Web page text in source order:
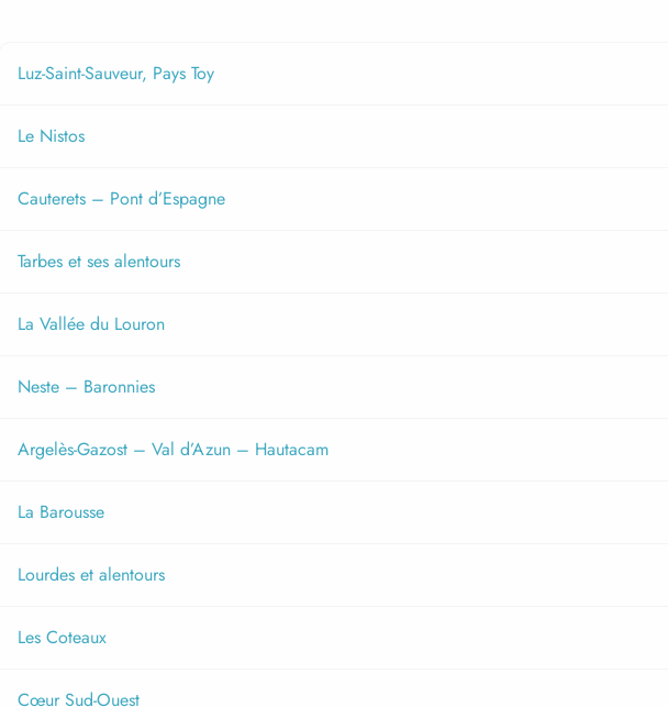
Luz-Saint-Sauveur, Pays Toy
Le Nistos
Cauterets – Pont d’Espagne
Tarbes et ses alentours
La Vallée du Louron
Neste – Baronnies
Argelès-Gazost – Val d’Azun – Hautacam
La Barousse
Lourdes et alentours
Les Coteaux
Cœur Sud-Ouest